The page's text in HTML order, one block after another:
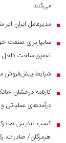
می‌کنند
■ مدیرعامل ایران
■ سایپا برای صنعت
تعمیق ساخت داخل
■ شرایط پیش‌فروش
■
درآمد‌های
■ کسب تندیس
هرمزگان/ صادرات،